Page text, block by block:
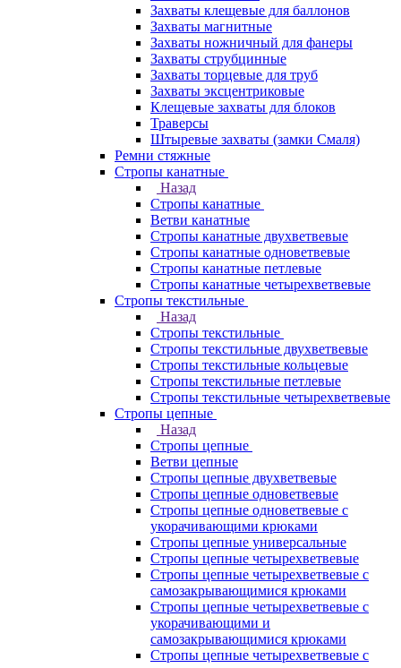
Захваты клещевые для баллонов
Захваты магнитные
Захваты ножничный для фанеры
Захваты струбцинные
Захваты торцевые для труб
Захваты эксцентриковые
Клещевые захваты для блоков
Траверсы
Штыревые захваты (замки Смаля)
Ремни стяжные
Стропы канатные
Назад
Стропы канатные
Ветви канатные
Стропы канатные двухветвевые
Стропы канатные одноветвевые
Стропы канатные петлевые
Стропы канатные четырехветвевые
Стропы текстильные
Назад
Стропы текстильные
Стропы текстильные двухветвевые
Стропы текстильные кольцевые
Стропы текстильные петлевые
Стропы текстильные четырехветвевые
Стропы цепные
Назад
Стропы цепные
Ветви цепные
Стропы цепные двухветвевые
Стропы цепные одноветвевые
Стропы цепные одноветвевые с
укорачивающими крюками
Стропы цепные универсальные
Стропы цепные четырехветвевые
Стропы цепные четырехветвевые с
самозакрывающимися крюками
Стропы цепные четырехветвевые с
укорачивающими и
самозакрывающимися крюками
Стропы цепные четырехветвевые с